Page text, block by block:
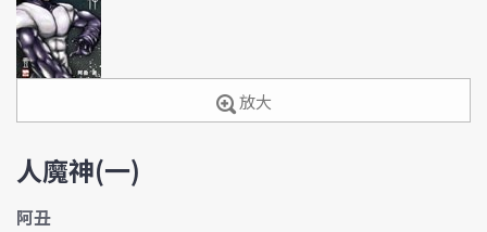
放大
人魔神(一)
阿丑